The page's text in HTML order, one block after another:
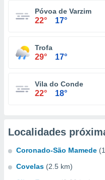
Póvoa de Varzim
22° 17°
Trofa
29° 17°
Vila do Conde
22° 18°
Localidades
Coronado-São Mamede
Covelas (2.5 km)